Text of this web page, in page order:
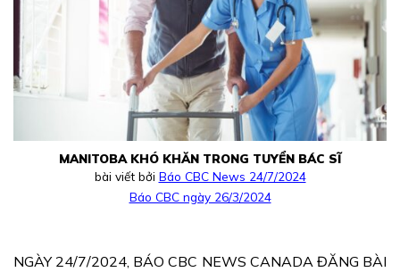
MANITOBA KHÓ KHĂN TRONG TUYỂN BÁC SĨ
bài viết bởi Báo CBC News 24/7/2024
Báo CBC ngày 26/3/2024
NGÀY 24/7/2024, BÁO CBC NEWS CANADA ĐĂNG BÀI